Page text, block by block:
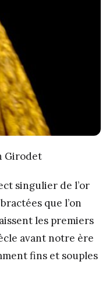
Girodet
singulier de l’or
que l’on
les premiers
avant notre ère
fins et souples